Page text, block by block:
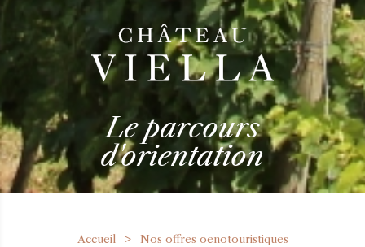
Le parcours
d'orientation
Accueil
Nos offres oenotouristiques